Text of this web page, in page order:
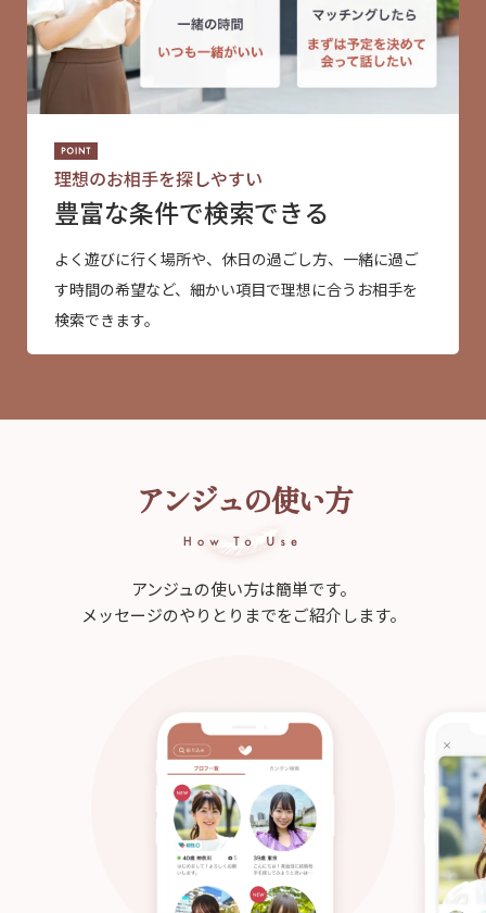
理想のお相手を探しやすい
豊富な条件で検索できる
よく遊びに行く場所や、休日の過ごし方、一緒に過ご
す時間の希望など、細かい項目で理想に合うお相手を
検索できます。
アンジュの使い方
アンジュの使い方は簡単です。
メッセージのやりとりまでをご紹介します。